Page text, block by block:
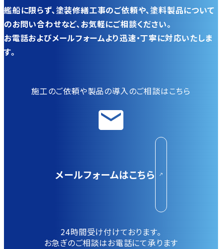
艦船に限らず、塗装修繕工事のご依頼や、塗料製品について
のお問い合わせなど、お気軽にご相談ください。
お電話およびメールフォームより迅速・丁寧に対応いたしま
す。
施工のご依頼や製品の導入のご相談はこちら
メールフォームはこちら
24時間受け付けております。
お急ぎのご相談はお電話にて承ります